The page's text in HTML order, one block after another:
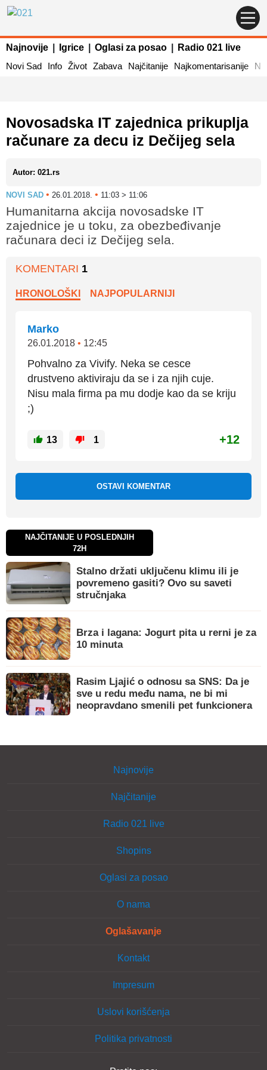
Najnovije Igrice Oglasi za posao
Radio 021 live
Novi Sad
Info Život Zabava Najčitanije Najkomentarisanije
Novosadska IT zajednica prikuplja
računare za decu iz Dečijeg sela
Autor: 021.rs
NOVI SAD • 26.01.2018. • 11:03 > 11:06
Humanitarna akcija novosadske IT
zajednice je u toku, za obezbeđivanje
računara deci iz Dečijeg sela.
KOMENTARI 1
HRONOLOŠKI NAJPOPULARNIJI
Marko
26.01.2018 • 12:45
Pohvalno za Vivify. Neka se cesce
drustveno aktiviraju da se i za njih cuje.
Nisu mala firma pa mu dodje kao da se kriju
;)
13 1 +12
OSTAVI KOMENTAR
NAJČITANIJE U POSLEDNJIH
72H
Stalno držati uključenu klimu ili je
povremeno gasiti? Ovo su saveti
stručnjaka
Brza i lagana: Jogurt pita u rerni je za
10 minuta
Rasim Ljajić o odnosu sa SNS: Da je
sve u redu među nama, ne bi mi
neopravdano smenili pet funkcionera
Najnovije
Najčitanije
Radio 021 live
Shopins
Oglasi za posao
O nama
Oglašavanje
Kontakt
Impresum
Uslovi korišćenja
Politika privatnosti